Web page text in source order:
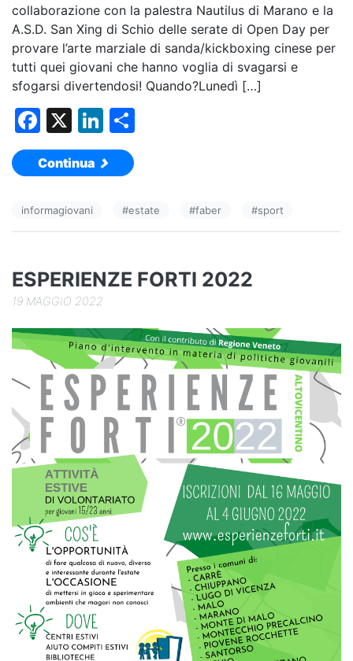
collaborazione con la palestra Nautilus di Marano e la
A.S.D. San Xing di Schio delle serate di Open Day per
provare l’arte marziale di sanda/kickboxing cinese per
tutti quei giovani che hanno voglia di svagarsi e
sfogarsi divertendosi! Quando?Lunedì […]
F
a
c
b
o
k
X
Li
n
k
dI vi
Continua
informagiovani #estate #faber #sport
ESPERIENZE FORTI 2022
19 MAGGIO 2022